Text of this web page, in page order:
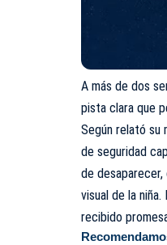
A más de dos
pista clara que
Según relató su
de seguridad
de
visual de la
recibido